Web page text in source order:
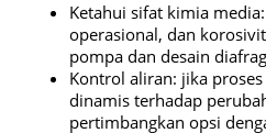
Ketahui sifat kimia
operasional, dan
pompa dan desain
Kontrol aliran: jika
dinamis terhadap
pertimbangkan opsi